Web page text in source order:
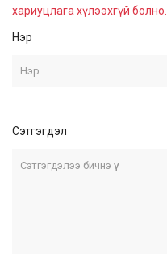
хариуцлага хүлээхгүй болно.
Нэр
Сэтгэгдэл